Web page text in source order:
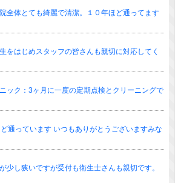
全体とても綺麗で清潔。１０年ほど通ってます
をはじめスタッフの皆さんも親切に対応してく
ック：3ヶ月に一度の定期点検とクリーニングで
通っています いつもありがとうございますみな
少し狭いですが受付も衛生士さんも親切です。